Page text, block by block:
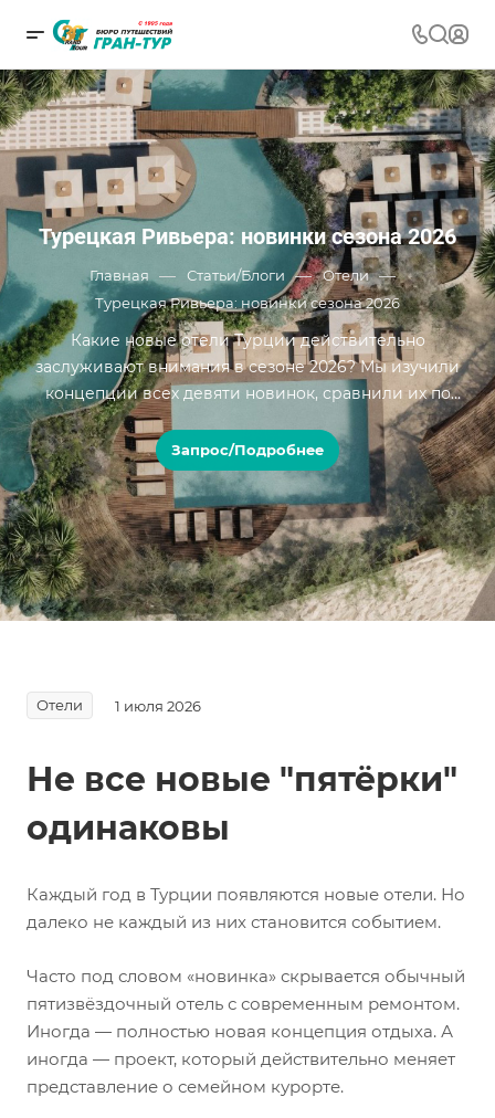
Турецкая Ривьера: новинки сезона 2026
Главная — Статьи/Блоги — Отели —
Турецкая Ривьера: новинки сезона 2026
Какие новые отели Турции действительно
заслуживают внимания в сезоне 2026? Мы изучили
концепции всех девяти новинок, сравнили их по
собственной системе оценки и распределили по
уровням cтандарт, комфорт, премиум. Разбираем
номера, рестораны, сервис, пляжи, SPA, детскую
инфраструктуру и объясняем, чем отличаются
современные пятизвёздочные курорты.
Запрос/Подробнее
Отели 1 июля 2026
Не все новые "пятёрки"
одинаковы
Каждый год в Турции появляются новые отели. Но
далеко не каждый из них становится событием.
Часто под словом «новинка» скрывается обычный
пятизвёздочный отель с современным ремонтом.
Иногда — полностью новая концепция отдыха. А
иногда — проект, который действительно меняет
представление о семейном курорте.